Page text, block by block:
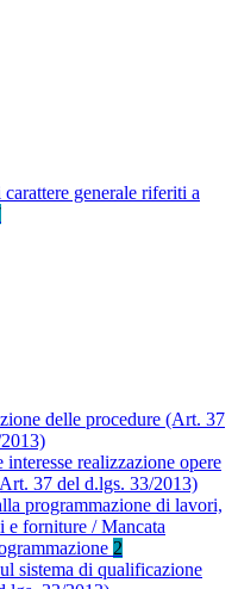
generale riferiti a
delle procedure (Art. 37
realizzazione opere
37 del d.lgs. 33/2013)
programmazione di lavori,
e forniture / Mancata
2
sistema di qualificazione